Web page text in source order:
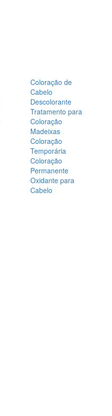
Coloração de
Cabelo
Descolorante
Tratamento para
Coloração
Madeixas
Coloração
Temporária
Coloração
Permanente
Oxidante para
Cabelo